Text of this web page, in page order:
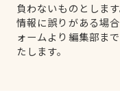
負わないものとします
情報に誤りがある場
ォームより編集部ま
たします。